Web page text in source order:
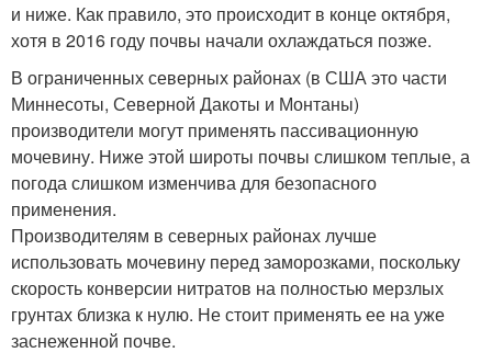
и ниже. Как правило, это происходит в конце октября,
хотя в 2016 году почвы начали охлаждаться позже.
В ограниченных северных районах (в США это части
Миннесоты, Северной Дакоты и Монтаны)
производители могут применять пассивационную
мочевину. Ниже этой широты почвы слишком теплые, а
погода слишком изменчива для безопасного
применения.
Производителям в северных районах лучше
использовать мочевину перед заморозками, поскольку
скорость конверсии нитратов на полностью мерзлых
грунтах близка к нулю. Не стоит применять ее на уже
заснеженной почве.